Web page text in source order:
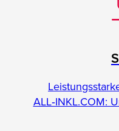
ALL‑INKL.COM: